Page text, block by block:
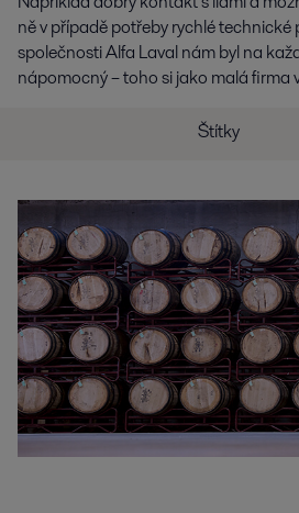
ně v případě potřeby rychlé technické
společnosti Alfa Laval nám byl na
nápomocný – toho si jako malá firma
Štítky